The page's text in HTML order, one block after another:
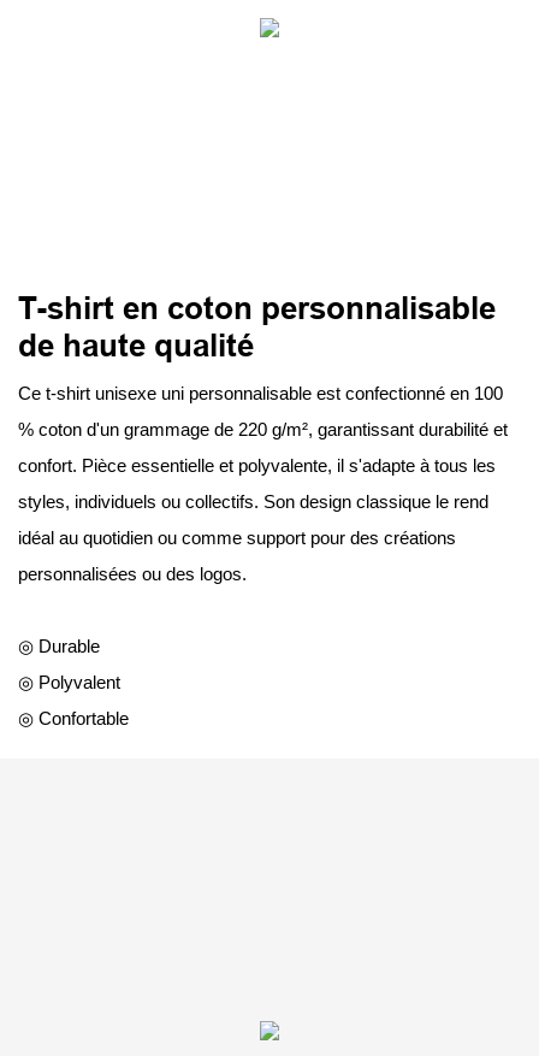
T-shirt en coton personnalisable
de haute qualité
Ce t-shirt unisexe uni personnalisable est confectionné en 100
% coton d'un grammage de 220 g/m², garantissant durabilité et
confort. Pièce essentielle et polyvalente, il s'adapte à tous les
styles, individuels ou collectifs. Son design classique le rend
idéal au quotidien ou comme support pour des créations
personnalisées ou des logos.
◎ Durable
◎ Polyvalent
◎ Confortable